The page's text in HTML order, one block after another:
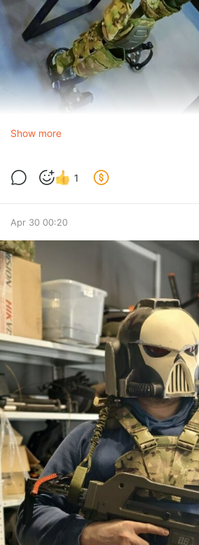
Show more
1
Apr 30 00:20